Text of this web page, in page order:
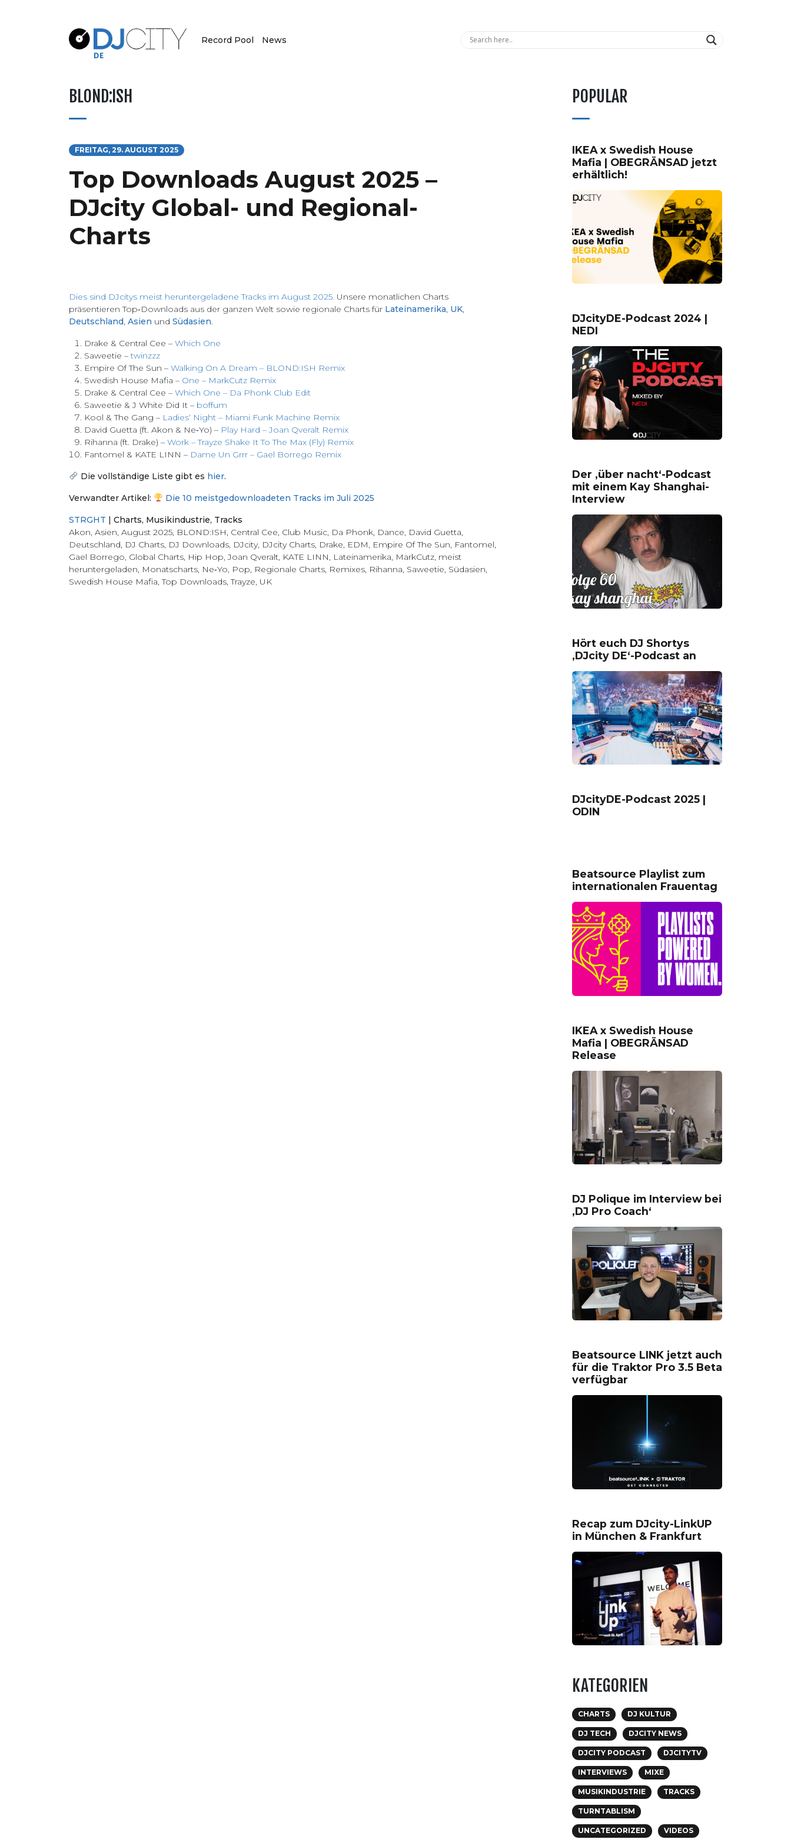
Record Pool News
BLOND:ISH
FREITAG, 29. AUGUST 2025
Top Downloads August 2025 –
DJcity Global- und Regional-
Charts
Dies sind DJcitys meist heruntergeladene Tracks im August 2025. Unsere monatlichen Charts
präsentieren Top‑Downloads aus der ganzen Welt sowie regionale Charts für Lateinamerika, UK,
Deutschland, Asien und Südasien.
Drake & Central Cee – Which One
Saweetie –twinzzz
Empire Of The Sun – Walking On A Dream – BLOND:ISH Remix
Swedish House Mafia – One – MarkCutz Remix
Drake & Central Cee – Which One – Da Phonk Club Edit
Saweetie & J White Did It – boffum
Kool & The Gang – Ladies‘ Night – Miami Funk Machine Remix
David Guetta (ft. Akon & Ne‑Yo) – Play Hard – Joan Qveralt Remix
Rihanna (ft. Drake) – Work – Trayze Shake It To The Max (Fly) Remix
Fantomel & KATE LINN – Dame Un Grrr – Gael Borrego Remix
Die vollständige Liste gibt es hier.
Verwandter Artikel: Die 10 meistgedownloadeten Tracks im Juli 2025
STRGHT | Charts, Musikindustrie, Tracks
Akon, Asien, August 2025, BLOND:ISH, Central Cee, Club Music, Da Phonk, Dance, David Guetta,
Deutschland, DJ Charts, DJ Downloads, DJcity, DJcity Charts, Drake, EDM, Empire Of The Sun, Fantomel,
Gael Borrego, Global Charts, Hip Hop, Joan Qveralt, KATE LINN, Lateinamerika, MarkCutz, meist
heruntergeladen, Monatscharts, Ne‑Yo, Pop, Regionale Charts, Remixes, Rihanna, Saweetie, Südasien,
Swedish House Mafia, Top Downloads, Trayze, UK
POPULAR
IKEA x Swedish House
Mafia | OBEGRÄNSAD jetzt
erhältlich!
DJcityDE-Podcast 2024 |
NEDI
Der ‚über nacht‘-Podcast
mit einem Kay Shanghai-
Interview
Hört euch DJ Shortys
‚DJcity DE‘-Podcast an
DJcityDE-Podcast 2025 |
ODIN
Beatsource Playlist zum
internationalen Frauentag
IKEA x Swedish House
Mafia | OBEGRÄNSAD
Release
DJ Polique im Interview bei
‚DJ Pro Coach‘
Beatsource LINK jetzt auch
für die Traktor Pro 3.5 Beta
verfügbar
Recap zum DJcity-LinkUP
in München & Frankfurt
KATEGORIEN
CHARTS DJ KULTUR
DJ TECH DJCITY NEWS
DJCITY PODCAST DJCITYTV
INTERVIEWS MIXE
MUSIKINDUSTRIE TRACKS
TURNTABLISM
UNCATEGORIZED VIDEOS